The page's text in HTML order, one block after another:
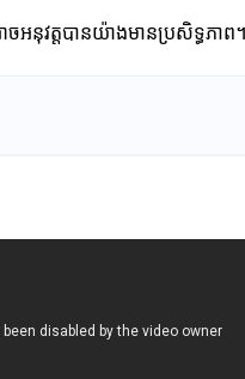
ចអនុវត្តបានយ៉ាងមានប្រសិទ្ធភាព។